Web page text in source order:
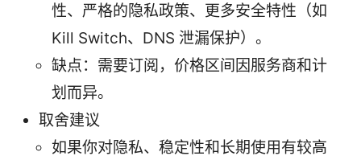
性、严格的隐私政策、更多安全特性（如
Kill Switch、DNS 泄漏保护）。
缺点：需要订阅，价格区间因服务商和计
划而异。
取舍建议
如果你对隐私、稳定性和长期使用有较高